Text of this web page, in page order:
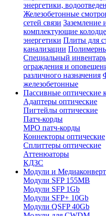
энергетики,
Железобетонные
сетей связи Заземление
комплектующие
энергетики Плиты для
канализации
Специальный
ограждения и
различного назначения
железобетонные
Пассивные оптические
Адаптеры оптические
Пигтейлы оптические
Патч-корды
MPO патч-корды
Коннекторы оптические
Сплиттеры оптические
Аттенюаторы
КДЗС
Модули и
Модули SFP 155MB
Модули SFP 1Gb
Модули SFP+ 10Gb
Модули QSFP 40Gb